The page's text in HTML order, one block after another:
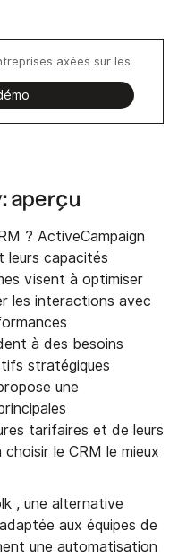
axées sur les
aperçu
? ActiveCampaign
leurs capacités
visent à optimiser
les interactions avec
à des besoins
stratégiques
une
tarifaires et de leurs
le CRM le mieux
, une alternative
aux équipes de
une automatisation